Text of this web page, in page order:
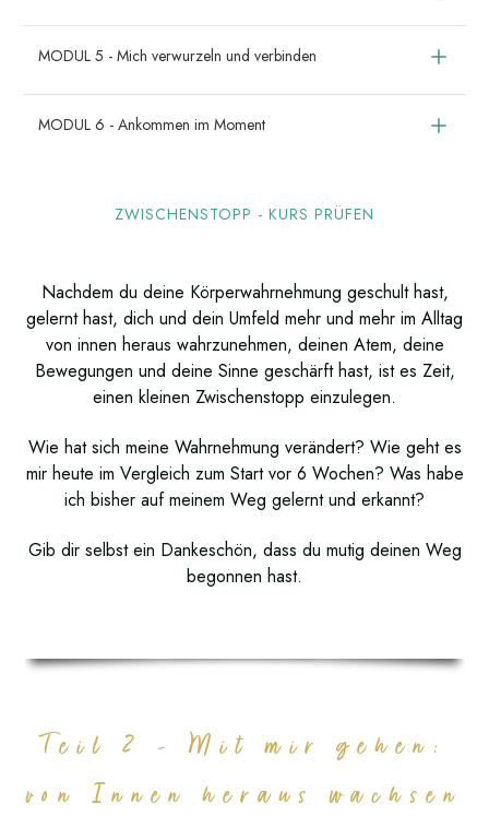
MODUL 5 - Mich verwurzeln und verbinden
MODUL 6 - Ankommen im Moment
ZWISCHENSTOPP - KURS PRÜFEN
Nachdem du deine Körperwahrnehmung geschult hast,
gelernt hast, dich und dein Umfeld mehr und mehr im Alltag
von innen heraus wahrzunehmen, deinen Atem, deine
Bewegungen und deine Sinne geschärft hast, ist es Zeit,
einen kleinen Zwischenstopp einzulegen.
Wie hat sich meine Wahrnehmung verändert? Wie geht es
mir heute im Vergleich zum Start vor 6 Wochen? Was habe
ich bisher auf meinem Weg gelernt und erkannt?
Gib dir selbst ein Dankeschön, dass du mutig deinen Weg
begonnen hast.
Teil 2 - Mit mir gehen:
von Innen heraus wachsen